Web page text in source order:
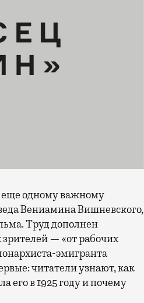
еще одному важному
Вениамина Вишневского,
Труд дополнен
— «от рабочих
эмигранта
читатели узнают, как
его в 1925 году и почему